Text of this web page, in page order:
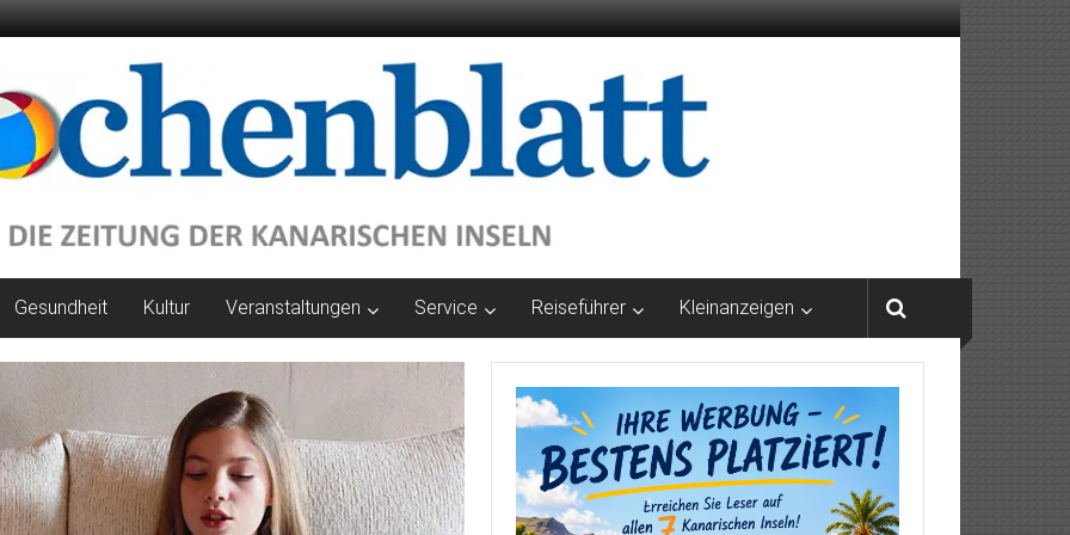
Gesundheit Kultur Veranstaltungen Service Reiseführer Kleinanzeigen